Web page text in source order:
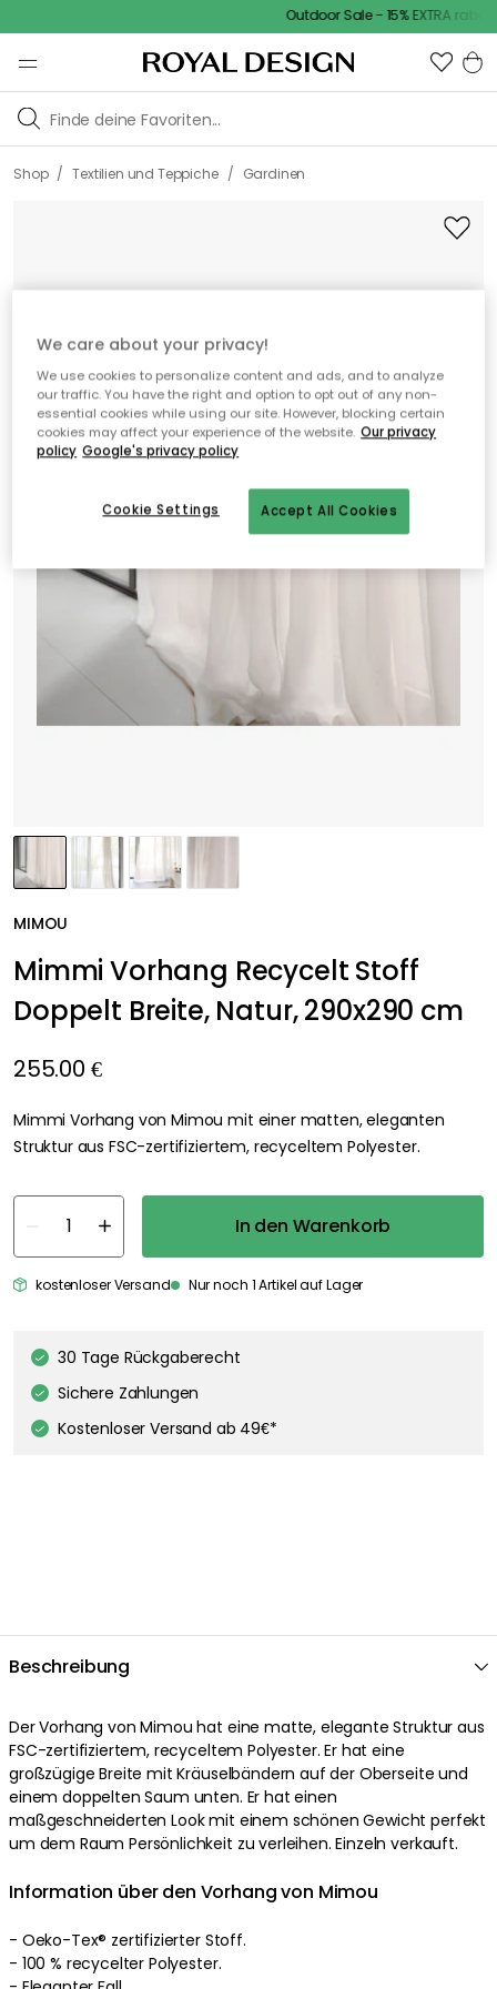
Outdoor Sale - 15% EXTRA rabatt
Shop / Textilien und Teppiche / Gardinen
MIMOU
Mimmi Vorhang Recycelt Stoff
Doppelt Breite, Natur, 290x290 cm
255.00 €
Mimmi Vorhang von Mimou mit einer matten, eleganten
Struktur aus FSC-zertifiziertem, recyceltem Polyester.
In den Warenkorb
kostenloser Versand Nur noch 1 Artikel auf Lager
30 Tage Rückgaberecht
Sichere Zahlungen
Kostenloser Versand ab 49€*
Beschreibung
Der Vorhang von Mimou hat eine matte, elegante Struktur aus
FSC-zertifiziertem, recyceltem Polyester. Er hat eine
großzügige Breite mit Kräuselbändern auf der Oberseite und
einem doppelten Saum unten. Er hat einen
maßgeschneiderten Look mit einem schönen Gewicht perfekt
um dem Raum Persönlichkeit zu verleihen. Einzeln verkauft.
Information über den Vorhang von Mimou
- Oeko-Tex® zertifizierter Stoff.
- 100 % recycelter Polyester.
We care about your privacy!
We use cookies to personalize content and ads, and to analyze
our traffic. You have the right and option to opt out of any non-
essential cookies while using our site. However, blocking certain
cookies may affect your experience of the website. Our privacy
policy Google's privacy policy
Accept All Cookies
Cookie Settings